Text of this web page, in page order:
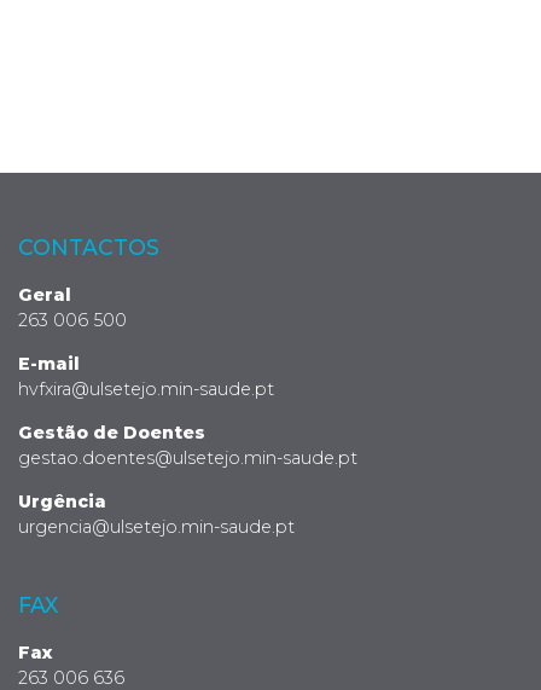
CONTACTOS
Geral
263 006 500
E-mail
hvfxira@ulsetejo.min-saude.pt
Gestão de Doentes
gestao.doentes@ulsetejo.min-saude.pt
Urgência
urgencia@ulsetejo.min-saude.pt
FAX
Fax
263 006 636